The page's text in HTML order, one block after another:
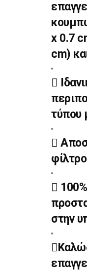
x 0.7
cm)
τύπου
στην